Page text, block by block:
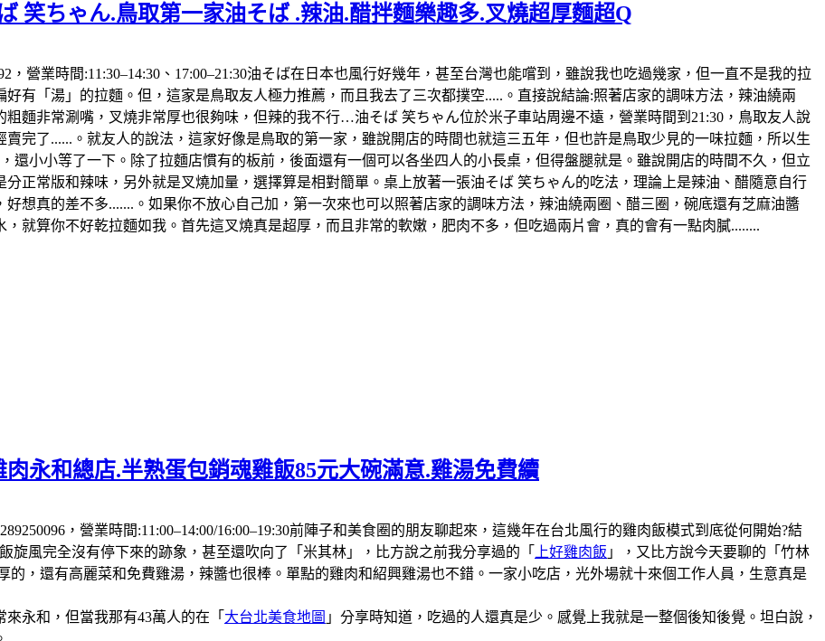
笑ちゃん.鳥取第一家油そば .辣油.醋拌麵樂趣多.叉燒超厚麵超Q
，營業時間:11:30–14:30、17:00–21:30油そば在日本也風行好幾年，甚至台灣也能嚐到，雖說我也吃過幾家，但一直不是我的拉
有「湯」的拉麵。但，這家是鳥取友人極力推薦，而且我去了三次都撲空.....。直接說結論:照著店家的調味方法，辣油繞兩
麵非常涮嘴，叉燒非常厚也很夠味，但辣的我不行…油そば 笑ちゃん位於米子車站周邊不遠，營業時間到21:30，鳥取友人說
完了......。就友人的說法，這家好像是鳥取的第一家，雖說開店的時間也就這三五年，但也許是鳥取少見的一味拉麵，所以生
還小小等了一下。除了拉麵店慣有的板前，後面還有一個可以各坐四人的小長桌，但得盤腿就是。雖說開店的時間不久，但立
正常版和辣味，另外就是叉燒加量，選擇算是相對簡單。桌上放著一張油そば 笑ちゃん的吃法，理論上是辣油、醋隨意自行
想真的差不多.......。如果你不放心自己加，第一次來也可以照著店家的調味方法，辣油繞兩圈、醋三圈，碗底還有芝麻油醬
就算你不好乾拉麵如我。首先這叉燒真是超厚，而且非常的軟嫩，肥肉不多，但吃過兩片會，真的會有一點肉膩........
肉永和總店.半熟蛋包銷魂雞飯85元大碗滿意.雞湯免費續
，營業時間:11:00–14:00/16:00–19:30前陣子和美食圈的朋友聊起來，這幾年在台北風行的雞肉飯模式到底從何開始?結
旋風完全沒有停下來的跡象，甚至還吹向了「米其林」，比方說之前我分享過的「
上好雞肉飯 」，又比方說今天要聊的「竹林
，還有高麗菜和免費雞湯，辣醬也很棒。單點的雞肉和紹興雞湯也不錯。一家小吃店，光外場就十來個工作人員，生意真是
永和，但當我那有43萬人的在「 大台北美食地圖 」分享時知道，吃過的人還真是少。感覺上我就是一整個後知後覺。坦白說，